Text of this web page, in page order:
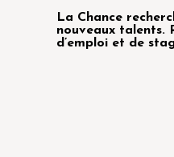
La Chance
nouveaux talents.
d’emploi et de